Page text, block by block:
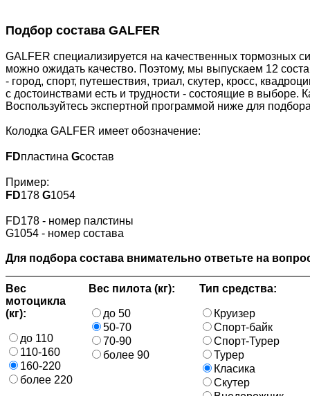
Подбор состава GALFER
GALFER специализируется на качественных тормозных
можно ожидать качество. Поэтому, мы выпускаем 12
- город, спорт, путешествия, триал, скутер, кросс,
с достоинствами есть и трудности - состоящие в выборе.
Воспользуйтесь экспертной программой ниже для
Колодка GALFER имеет обозначение:
FDпластина Gсостав
Пример:
FD178 G1054
FD178 - номер палстины
G1054 - номер состава
Для подбора состава внимательно ответьте на
Вес
мотоцикла
(кг):
до 110
110-160
160-220
более 220
Вес пилота (кг):
до 50
50-70
70-90
более 90
Тип средства:
Круизер
Спорт-байк
Спорт-Турер
Турер
Класика
Скутер